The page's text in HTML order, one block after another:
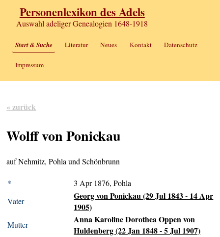
Personenlexikon des Adels
Auswahl adeliger Genealogien 1648-1918
Start & Suche Literatur Neues Kontakt Datenschutz
Impressum
« zurück
Wolff von Ponickau
auf Nehmitz, Pohla und Schönbrunn
*
3 Apr 1876, Pohla
Vater
Georg von Ponickau (29 Jul 1843 - 14 Apr
1905)
Mutter
Anna Karoline Dorothea Oppen von
Huldenberg (22 Jan 1848 - 5 Jul 1907)